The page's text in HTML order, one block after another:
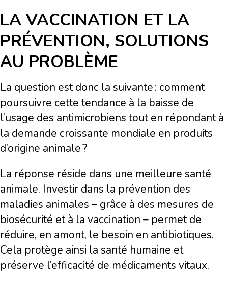
LA VACCINATION ET LA
PRÉVENTION, SOLUTIONS
AU PROBLÈME
La question est donc la suivante : comment
poursuivre cette tendance à la baisse de
l’usage des antimicrobiens tout en répondant à
la demande croissante mondiale en produits
d’origine animale ?
La réponse réside dans une meilleure santé
animale. Investir dans la prévention des
maladies animales – grâce à des mesures de
biosécurité et à la vaccination – permet de
réduire, en amont, le besoin en antibiotiques.
Cela protège ainsi la santé humaine et
préserve l’efficacité de médicaments vitaux.